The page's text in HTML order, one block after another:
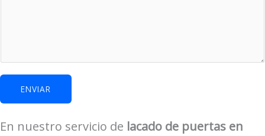
d
u
ENVIAR
En nuestro servicio de lacado de puertas en